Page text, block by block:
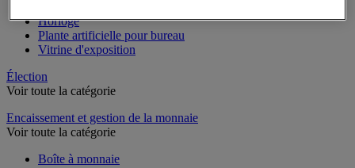
Horloge
Plante artificielle pour bureau
Vitrine d'exposition
Élection
Voir toute la catégorie
Encaissement et gestion de la monnaie
Voir toute la catégorie
Boîte à monnaie